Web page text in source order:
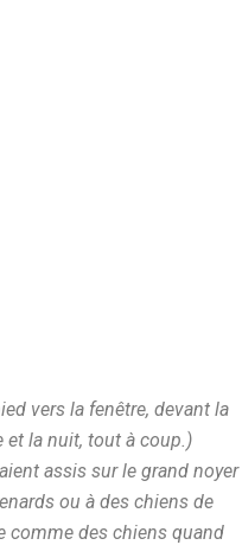
vers la fenêtre, devant la
et la nuit, tout à coup.)
assis sur le grand noyer
ou à des chiens de
comme des chiens quand